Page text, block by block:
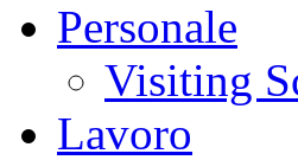
Personale
Visiting
Lavoro